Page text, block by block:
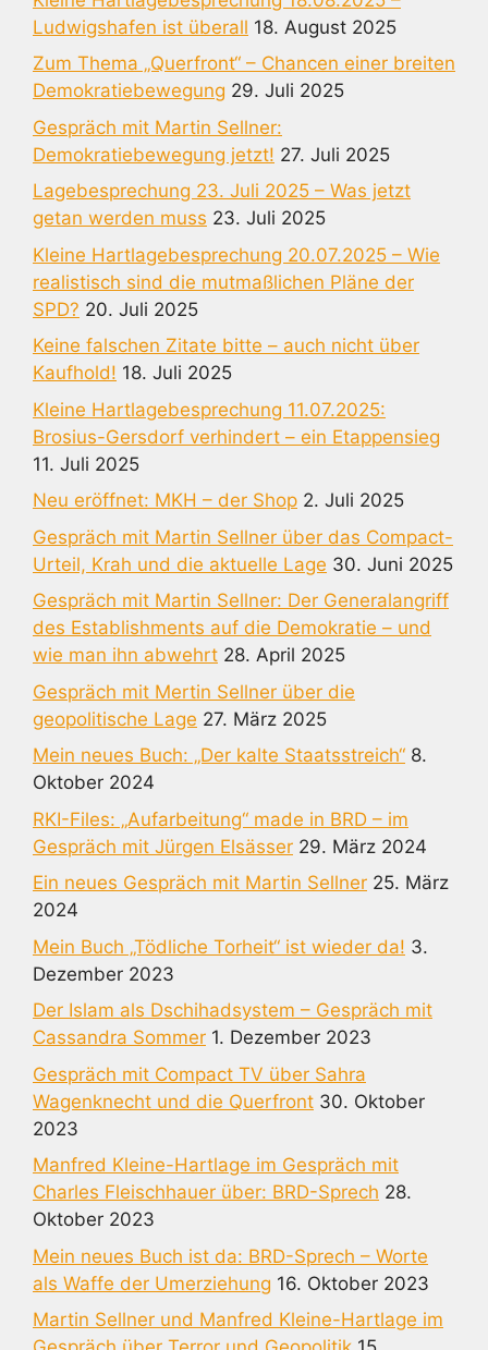
Ludwigshafen ist überall 18. August 2025
Zum Thema „Querfront“ – Chancen einer breiten
Demokratiebewegung 29. Juli 2025
Gespräch mit Martin Sellner:
Demokratiebewegung jetzt! 27. Juli 2025
Lagebesprechung 23. Juli 2025 – Was jetzt
getan werden muss 23. Juli 2025
Kleine Hartlagebesprechung 20.07.2025 – Wie
realistisch sind die mutmaßlichen Pläne der
SPD? 20. Juli 2025
Keine falschen Zitate bitte – auch nicht über
Kaufhold! 18. Juli 2025
Kleine Hartlagebesprechung 11.07.2025:
Brosius-Gersdorf verhindert – ein Etappensieg
11. Juli 2025
Neu eröffnet: MKH – der Shop 2. Juli 2025
Gespräch mit Martin Sellner über das Compact-
Urteil, Krah und die aktuelle Lage 30. Juni 2025
Gespräch mit Martin Sellner: Der Generalangriff
des Establishments auf die Demokratie – und
wie man ihn abwehrt 28. April 2025
Gespräch mit Mertin Sellner über die
geopolitische Lage 27. März 2025
Mein neues Buch: „Der kalte Staatsstreich“ 8.
Oktober 2024
RKI-Files: „Aufarbeitung“ made in BRD – im
Gespräch mit Jürgen Elsässer 29. März 2024
Ein neues Gespräch mit Martin Sellner 25. März
2024
Mein Buch „Tödliche Torheit“ ist wieder da! 3.
Dezember 2023
Der Islam als Dschihadsystem – Gespräch mit
Cassandra Sommer 1. Dezember 2023
Gespräch mit Compact TV über Sahra
Wagenknecht und die Querfront 30. Oktober
2023
Manfred Kleine-Hartlage im Gespräch mit
Charles Fleischhauer über: BRD-Sprech 28.
Oktober 2023
Mein neues Buch ist da: BRD-Sprech – Worte
als Waffe der Umerziehung 16. Oktober 2023
Martin Sellner und Manfred Kleine-Hartlage im